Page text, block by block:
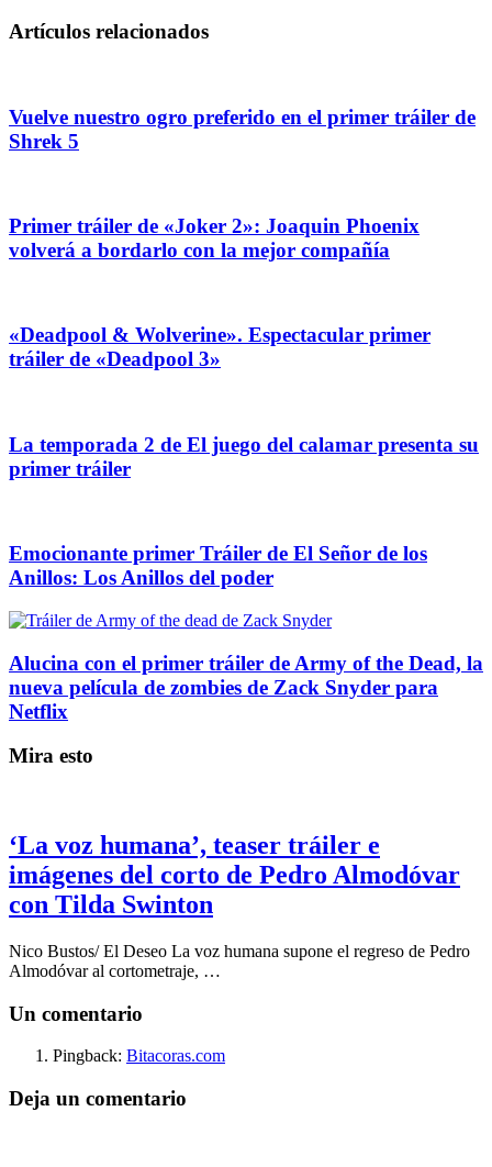
Artículos relacionados
Vuelve nuestro ogro preferido en el primer tráiler de
Shrek 5
Primer tráiler de «Joker 2»: Joaquin Phoenix
volverá a bordarlo con la mejor compañía
«Deadpool & Wolverine». Espectacular primer
tráiler de «Deadpool 3»
La temporada 2 de El juego del calamar presenta su
primer tráiler
Emocionante primer Tráiler de El Señor de los
Anillos: Los Anillos del poder
Alucina con el primer tráiler de Army of the Dead, la
nueva película de zombies de Zack Snyder para
Netflix
Mira esto
‘La voz humana’, teaser tráiler e
imágenes del corto de Pedro Almodóvar
con Tilda Swinton
Nico Bustos/ El Deseo La voz humana supone el regreso de Pedro
Almodóvar al cortometraje, …
Un comentario
Pingback: Bitacoras.com
Deja un comentario